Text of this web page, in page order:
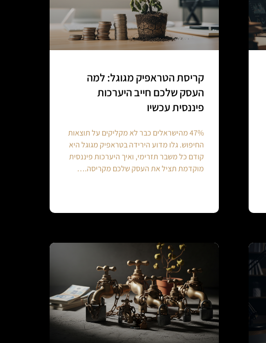
קריסת הטראפיק מגוגל: למה
העסק שלכם חייב היערכות
פיננסית עכשיו
47% מהישראלים כבר לא מקליקים על תוצאות
החיפוש. גלו מדוע הירידה בטראפיק מגוגל היא
קודם כל משבר תזרימי, ואיך היערכות פיננסית
מוקדמת תציל את העסק שלכם מקריסה.…